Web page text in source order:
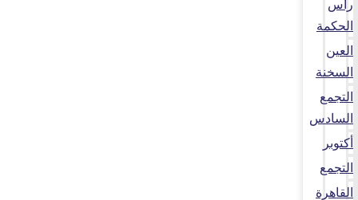
الحكمة
العين
السخنة
التجمع
السادس
أكتوبر
التجمع
القاهرة